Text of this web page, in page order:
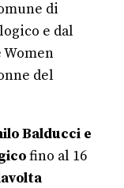
di
e dal
Women
del
Balducci e
fino al 16